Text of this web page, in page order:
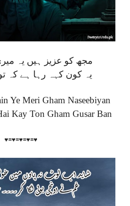
مجھ کو عزیز ہیں یہ
یہ کون کہہ رہا ہے کہ
Ye Meri Gham Naseebiyan
Kay Ton Gham Gusar Ban
♥≡♥≡♥≡♥≡♥